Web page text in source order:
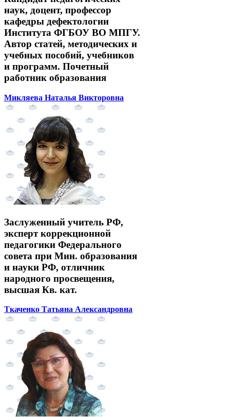
наук, доцент, профессор
кафедры дефектологии
Института ФГБОУ ВО МПГУ.
Автор статей, методических и
учебных пособий, учебников
и программ. Почетный
работник образования
Микляева Наталья Викторовна
Заслуженный учитель РФ,
эксперт коррекционной
педагогики Федерального
совета при Мин. образования
и науки РФ, отличник
народного просвещения,
высшая Кв. кат.
Ткаченко Татьяна Александровна